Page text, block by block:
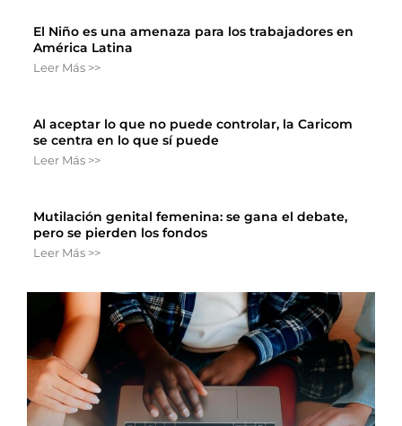
El Niño es una amenaza para los trabajadores en
América Latina
Leer Más >>
Al aceptar lo que no puede controlar, la Caricom
se centra en lo que sí puede
Leer Más >>
Mutilación genital femenina: se gana el debate,
pero se pierden los fondos
Leer Más >>